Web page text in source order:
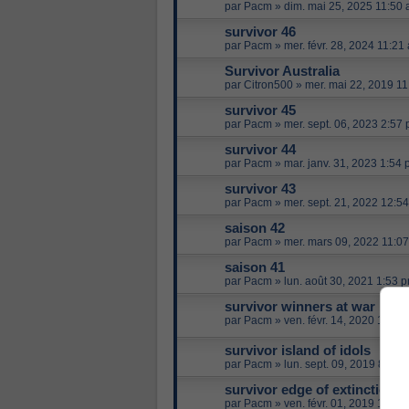
par Pacm » dim. mai 25, 2025 11:50
survivor 46
par Pacm » mer. févr. 28, 2024 11:21
Survivor Australia
par Citron500 » mer. mai 22, 2019
survivor 45
par Pacm » mer. sept. 06, 2023 2:57
survivor 44
par Pacm » mar. janv. 31, 2023 1:54
survivor 43
par Pacm » mer. sept. 21, 2022
saison 42
par Pacm » mer. mars 09, 2022
saison 41
par Pacm » lun. août 30, 2021 1:53
survivor winners at war
par Pacm » ven. févr. 14, 2020 10:32
survivor island of idols
par Pacm » lun. sept. 09, 2019 8:38
survivor edge of extinction
par Pacm » ven. févr. 01, 2019 11:48